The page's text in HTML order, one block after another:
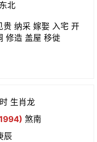
北
贵 纳采 嫁娶 入宅 开
修造 盖屋 移徙
生肖龙
煞南
辰